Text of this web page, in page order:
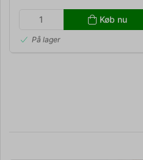
Køb nu
På lager